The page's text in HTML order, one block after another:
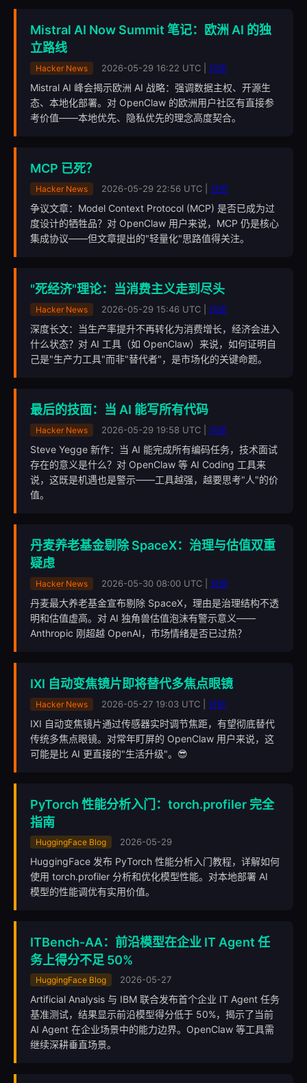
Mistral AI Now Summit 笔记：欧洲 AI 的独
立路线
Hacker News 2026-05-29 16:22 UTC | 讨论
Mistral AI 峰会揭示欧洲 AI 战略：强调数据主权、开源生
态、本地化部署。对 OpenClaw 的欧洲用户社区有直接参
考价值——本地优先、隐私优先的理念高度契合。
MCP 已死？
Hacker News 2026-05-29 22:56 UTC | 讨论
争议文章：Model Context Protocol (MCP) 是否已成为过
度设计的牺牲品？对 OpenClaw 用户来说，MCP 仍是核心
集成协议——但文章提出的"轻量化"思路值得关注。
"死经济"理论：当消费主义走到尽头
Hacker News 2026-05-29 15:46 UTC | 讨论
深度长文：当生产率提升不再转化为消费增长，经济会进入
什么状态？对 AI 工具（如 OpenClaw）来说，如何证明自
己是"生产力工具"而非"替代者"，是市场化的关键命题。
最后的技面：当 AI 能写所有代码
Hacker News 2026-05-29 19:58 UTC | 讨论
Steve Yegge 新作：当 AI 能完成所有编码任务，技术面试
存在的意义是什么？对 OpenClaw 等 AI Coding 工具来
说，这既是机遇也是警示——工具越强，越要思考"人"的价
值。
丹麦养老基金剔除 SpaceX：治理与估值双重
疑虑
Hacker News 2026-05-30 08:00 UTC | 讨论
丹麦最大养老基金宣布剔除 SpaceX，理由是治理结构不透
明和估值虚高。对 AI 独角兽估值泡沫有警示意义——
Anthropic 刚超越 OpenAI，市场情绪是否已过热？
IXI 自动变焦镜片即将替代多焦点眼镜
Hacker News 2026-05-27 19:03 UTC | 讨论
IXI 自动变焦镜片通过传感器实时调节焦距，有望彻底替代
传统多焦点眼镜。对常年盯屏的 OpenClaw 用户来说，这
可能是比 AI 更直接的"生活升级"。😎
PyTorch 性能分析入门：torch.profiler 完全
指南
HuggingFace Blog 2026-05-29
HuggingFace 发布 PyTorch 性能分析入门教程，详解如何
使用 torch.profiler 分析和优化模型性能。对本地部署 AI
模型的性能调优有实用价值。
ITBench-AA：前沿模型在企业 IT Agent 任
务上得分不足 50%
HuggingFace Blog 2026-05-27
Artificial Analysis 与 IBM 联合发布首个企业 IT Agent 任务
基准测试，结果显示前沿模型得分低于 50%，揭示了当前
AI Agent 在企业场景中的能力边界。OpenClaw 等工具需
继续深耕垂直场景。